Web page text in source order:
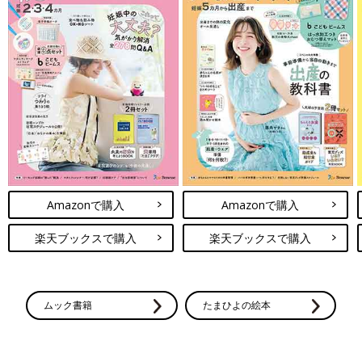
Amazonで購入
楽天ブックスで購入
Amazonで購入
楽天ブックスで購入
ムック書籍 たまひよの絵本